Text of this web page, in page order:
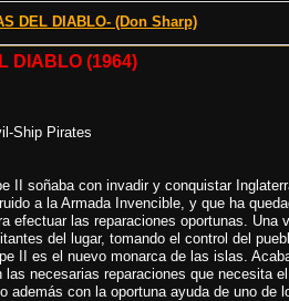
DEL DIABLO- (Don Sharp)
DIABLO (1964)
Ship Pirates
II soñaba con invadir y conquistar
a la Armada Invencible, y que ha
efectuar las reparaciones oportunas.
del lugar, tomando el control del
II es el nuevo monarca de las islas.
las necesarias reparaciones que necesita
además con la oportuna ayuda de uno de